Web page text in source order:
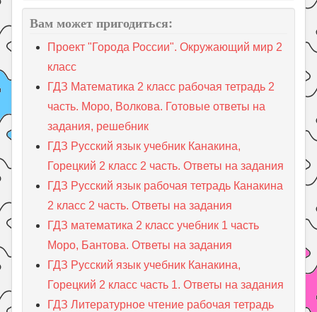
Вам может пригодиться:
Проект "Города России". Окружающий мир 2
класс
ГДЗ Математика 2 класс рабочая тетрадь 2
часть. Моро, Волкова. Готовые ответы на
задания, решебник
ГДЗ Русский язык учебник Канакина,
Горецкий 2 класс 2 часть. Ответы на задания
ГДЗ Русский язык рабочая тетрадь Канакина
2 класс 2 часть. Ответы на задания
ГДЗ математика 2 класс учебник 1 часть
Моро, Бантова. Ответы на задания
ГДЗ Русский язык учебник Канакина,
Горецкий 2 класс часть 1. Ответы на задания
ГДЗ Литературное чтение рабочая тетрадь